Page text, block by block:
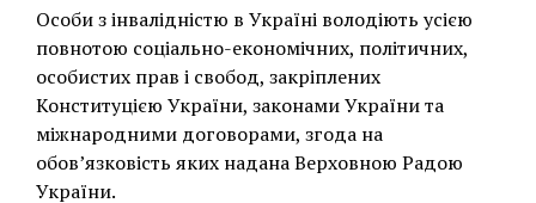
Особи з інвалідністю в Україні володіють усією
повнотою соціально-економічних, політичних,
особистих прав і свобод, закріплених
Конституцією України, законами України та
міжнародними договорами, згода на
обов’язковість яких надана Верховною Радою
України.